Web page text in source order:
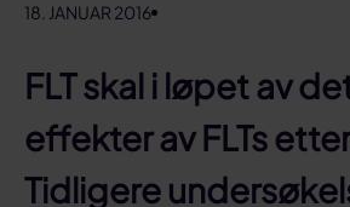
18. JANUAR 2016
FLT skal i løpet av
effekter av FLTs
Tidligere